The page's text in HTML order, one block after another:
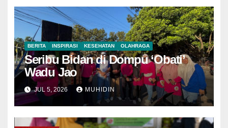
BERITA INSPIRASI KESEHATAN OLAHRAGA
Seribu Bidan di Dompu ‘Obati’
Wadu Jao
JUL 5, 2026 MUHIDIN